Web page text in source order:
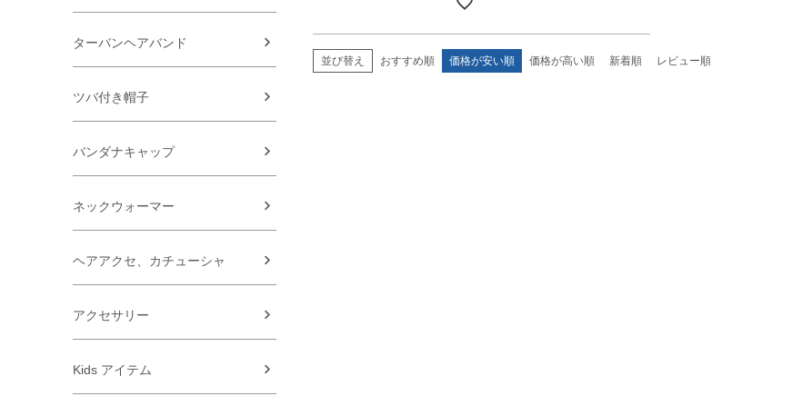
ターバンヘアバンド
ツバ付き帽子
バンダナキャップ
ネックウォーマー
ヘアアクセ、カチューシャ
アクセサリー
Kids アイテム
並び替え おすすめ順 価格が安い順 価格が高い順 新着順 レビュー順